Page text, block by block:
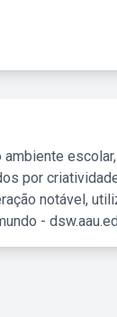
por
notável,
-